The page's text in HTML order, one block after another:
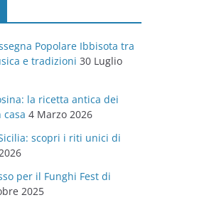
Popolare Ibbisota tra
e tradizioni 30 Luglio
la ricetta antica dei
4 Marzo 2026
scopri i riti unici di
per il Funghi Fest di
2025